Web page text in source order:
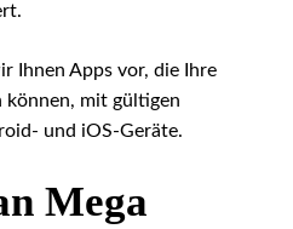
Ihnen Apps vor, die Ihre
können, mit gültigen
und iOS-Geräte.
Mega